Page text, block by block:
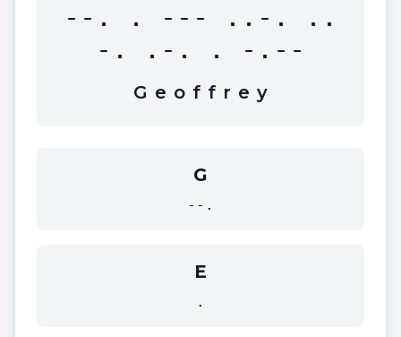
--. . --- ..-. ..
-. .-. . -.--
G e o f f r e y
G
--.
E
.